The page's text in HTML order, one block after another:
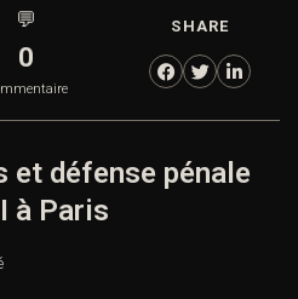
💬
0
SHARE
défense pénale
à Paris